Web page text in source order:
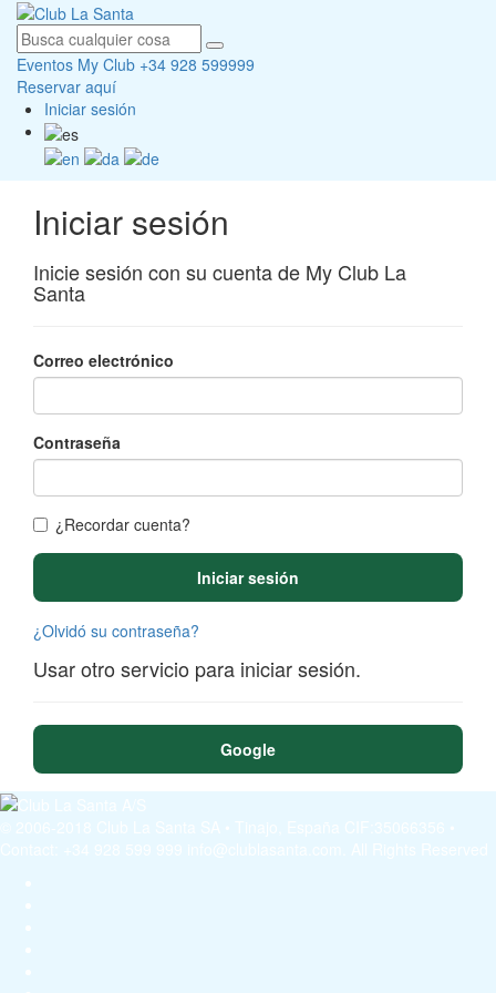
Eventos My Club +34 928 599999
Reservar aquí
Iniciar sesión
Iniciar sesión
Inicie sesión con su cuenta de My Club La
Santa
Correo electrónico
Contraseña
¿Recordar cuenta?
Iniciar sesión
¿Olvidó su contraseña?
Usar otro servicio para iniciar sesión.
Google